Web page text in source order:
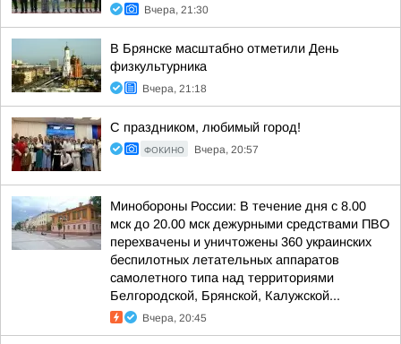
Вчера, 21:30
В Брянске масштабно отметили День
физкультурника
Вчера, 21:18
С праздником, любимый город!
ФОКИНО Вчера, 20:57
Минобороны России: В течение дня с 8.00
мск до 20.00 мск дежурными средствами ПВО
перехвачены и уничтожены 360 украинских
беспилотных летательных аппаратов
самолетного типа над территориями
Белгородской, Брянской, Калужской...
Вчера, 20:45